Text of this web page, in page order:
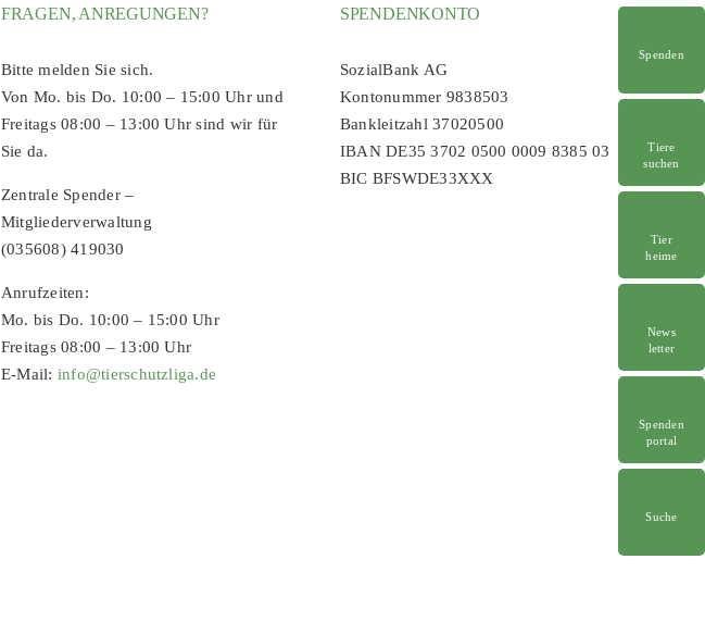
Spenden
Tiere
suchen
Tier
heime
News
letter
Spenden
portal
Suche
FRAGEN, ANREGUNGEN?
Bitte melden Sie sich.
Von Mo. bis Do. 10:00 – 15:00 Uhr und
Freitags 08:00 – 13:00 Uhr sind wir für
Sie da.
Zentrale Spender –
Mitgliederverwaltung
(035608) 419030
Anrufzeiten:
Mo. bis Do. 10:00 – 15:00 Uhr
Freitags 08:00 – 13:00 Uhr
E-Mail: info@tierschutzliga.de
SPENDENKONTO
SozialBank AG
Kontonummer 9838503
Bankleitzahl 37020500
IBAN DE35 3702 0500 0009 8385 03
BIC BFSWDE33XXX